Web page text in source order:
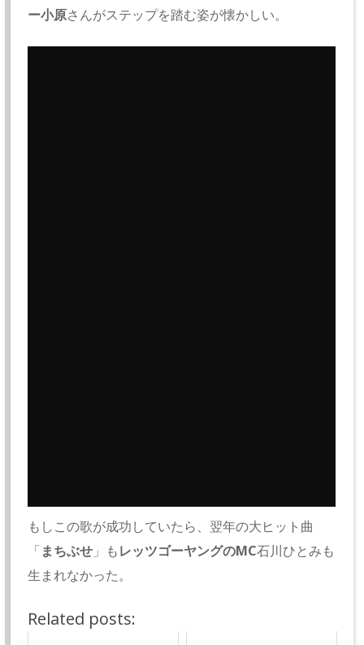
ー小原さんがステップを踏む姿が懐かしい。
もしこの歌が成功していたら、翌年の大ヒット曲
「まちぶせ 」もレッツゴーヤングのMC石川ひとみも
生まれなかった。
Related posts: